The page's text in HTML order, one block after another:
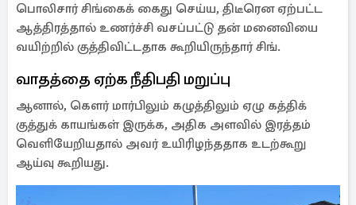
பொலிசார் சிங்கைக் கைது செய்ய, திடீரென ஏற்பட்ட
ஆத்திரத்தால் உணர்ச்சி வசப்பட்டு தன் மனைவியை
வயிற்றில் குத்திவிட்டதாக கூறியிருந்தார் சிங்.
வாதத்தை ஏற்க நீதிபதி மறுப்பு
ஆனால், கௌர் மார்பிலும் கழுத்திலும் ஏழு கத்திக்
குத்துக் காயங்கள் இருக்க, அதிக அளவில் இரத்தம்
வெளியேறியதால் அவர் உயிரிழந்ததாக உடற்கூறு
ஆய்வு கூறியது.